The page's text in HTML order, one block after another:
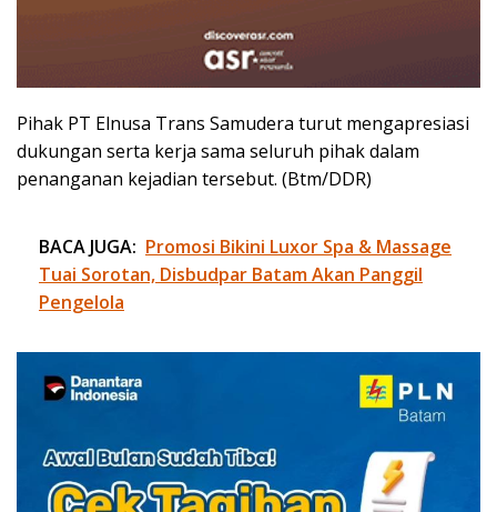
Pihak PT Elnusa Trans Samudera turut mengapresiasi
dukungan serta kerja sama seluruh pihak dalam
penanganan kejadian tersebut. (Btm/DDR)
BACA JUGA: Promosi Bikini Luxor Spa & Massage
Tuai Sorotan, Disbudpar Batam Akan Panggil
Pengelola